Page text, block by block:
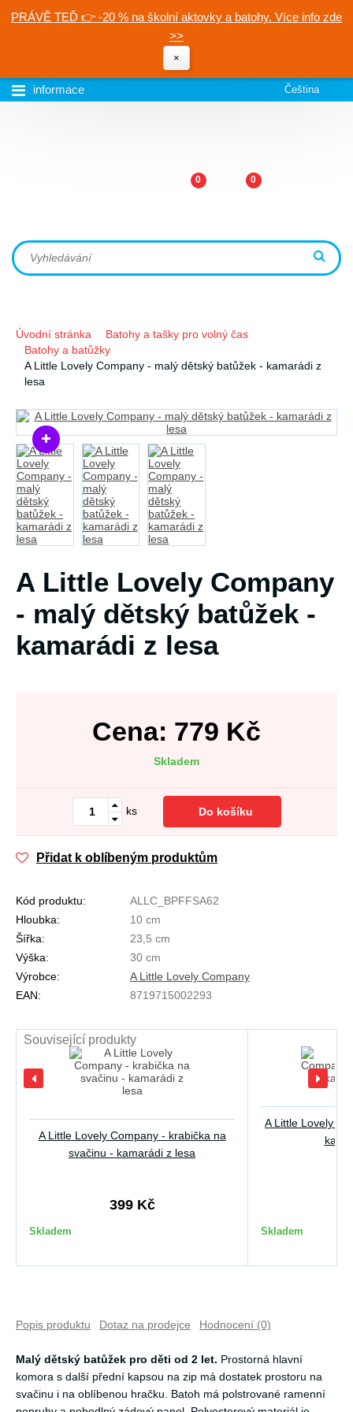
PRÁVĚ TEĎ 👉 -20 % na školní aktovky a batohy. Více info zde
>>
×
informace Čeština
0 0
Úvodní stránka
Batohy a tašky pro volný čas
Batohy a batůžky
A Little Lovely Company - malý dětský batůžek - kamarádi z
lesa
A Little Lovely Company
- malý dětský batůžek -
kamarádi z lesa
Cena: 779 Kč
Skladem
ks Do košíku
Přidat k oblíbeným produktům
Kód produktu:
ALLC_BPFFSA62
Hloubka:
10 cm
Šířka:
23,5 cm
Výška:
30 cm
Výrobce:
A Little Lovely Company
EAN:
8719715002293
Související produkty
A Little Lovely Company - krabička na
svačinu - kamarádi z lesa
399 Kč
Skladem
A Little Lovely
Skladem
Popis produktu Dotaz na prodejce Hodnocení (0)
Malý dětský batůžek pro děti od 2 let. Prostorná hlavní
komora s další přední kapsou na zip má dostatek prostoru na
svačinu i na oblíbenou hračku. Batoh má polstrované ramenní